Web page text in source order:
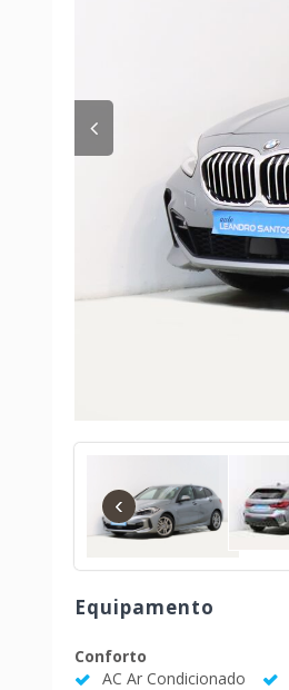
‹
Equipamento
Conforto
AC Ar Condicionado